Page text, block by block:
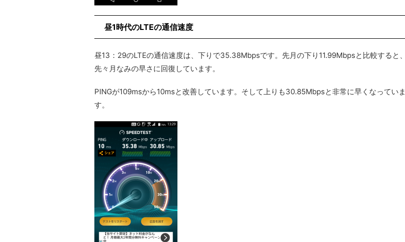
昼1時代のLTEの通信速度
昼13：29のLTEの通信速度は、下りで35.38Mbpsです。先月の下り11.99Mbpsと比較すると、
先々月なみの早さに回復しています。
PINGが109msから10msと改善しています。そして上りも30.85Mbpsと非常に早くなっていま
す。